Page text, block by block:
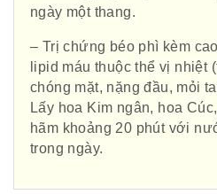
ngày một thang.
– Trị chứng béo phì kèm
lipid máu thuộc thể vị nhiệt
chóng mặt, nặng đầu, mỏi
Lấy hoa Kim ngân, hoa
hãm khoảng 20 phút với
trong ngày.
Hiệp hội
Nam